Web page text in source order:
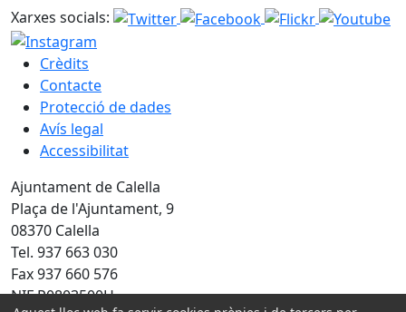
Xarxes socials:
Crèdits
Contacte
Protecció de dades
Avís legal
Accessibilitat
Ajuntament de Calella
Plaça de l'Ajuntament, 9
08370 Calella
Tel. 937 663 030
Fax 937 660 576
NIF P0803500H